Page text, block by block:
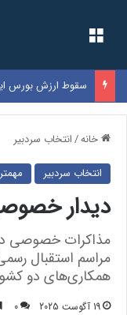
خانه/انتخاب سردبیر
انتخاب سردبیر
دیدار
مذاکرات خصوصی دو
مراسم استقبال
همکاری‌های دو
19 آگوست 2025 0